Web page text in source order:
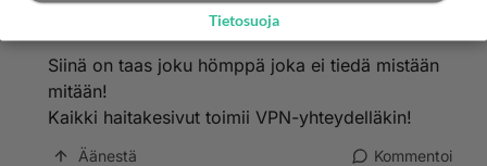
Anonyymi
2024-02-29 17:11:25
Siinä on taas joku hömppä joka ei tiedä mistään
mitään!
Kaikki haitakesivut toimii VPN-yhteydelläkin!
Äänestä Kommentoi
Tietosuoja